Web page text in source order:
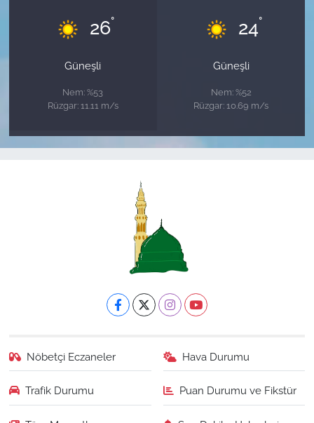
26°
Güneşli
Nem: %53
Rüzgar: 11.11 m/s
24°
Güneşli
Nem: %52
Rüzgar: 10.69 m/s
Nöbetçi Eczaneler Hava Durumu
Trafik Durumu Puan Durumu ve Fikstür